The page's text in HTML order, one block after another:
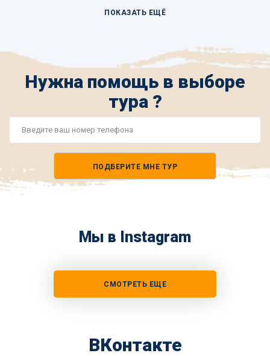
ПОКАЗАТЬ ЕЩЁ
Нужна помощь в выборе
тура ?
ПОДБЕРИТЕ МНЕ ТУР
Мы в Instagram
СМОТРЕТЬ ЕЩЕ
ВКонтакте